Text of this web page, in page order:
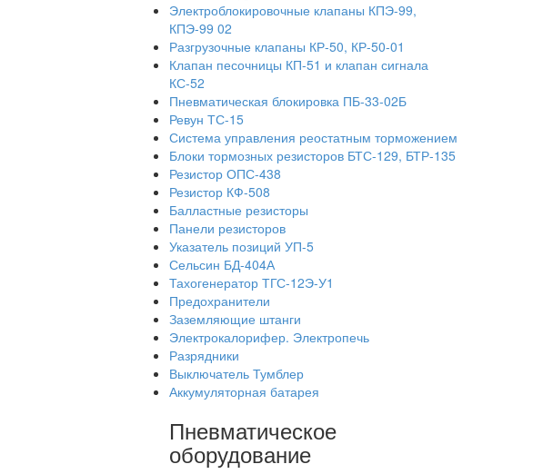
Электроблокировочные клапаны КПЭ-99,
КПЭ-99 02
Разгрузочные клапаны КР-50, КР-50-01
Клапан песочницы КП-51 и клапан сигнала
КС-52
Пневматическая блокировка ПБ-33-02Б
Ревун ТС-15
Система управления реостатным торможением
Блоки тормозных резисторов БТС-129, БТР-135
Резистор ОПС-438
Резистор КФ-508
Балластные резисторы
Панели резисторов
Указатель позиций УП-5
Сельсин БД-404А
Тахогенератор ТГС-12Э-У1
Предохранители
Заземляющие штанги
Электрокалорифер. Электропечь
Разрядники
Выключатель Тумблер
Аккумуляторная батарея
Пневматическое
оборудование